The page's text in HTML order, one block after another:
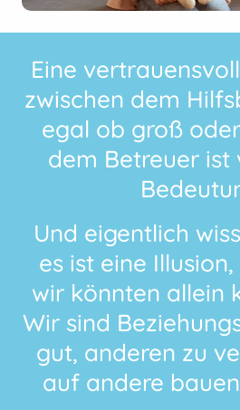
Eine
zwischen dem
egal ob groß
dem Betreuer ist
Und eigentlich
es ist eine
wir könnten allein
Wir sind
gut, anderen zu
auf andere